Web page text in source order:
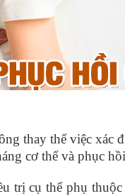
thay thế việc xác
cơ thể và phục
trị cụ thể phụ